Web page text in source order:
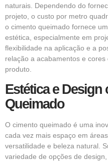
naturais. Dependendo do
projeto, o custo por metro
o cimento queimado fornece
estética, especialmente em
flexibilidade na aplicação e a
relação a acabamentos e
produto.
Estética e
Queimado
O cimento queimado é uma
cada vez mais espaço em
versatilidade e beleza natural.
variedade de opções de